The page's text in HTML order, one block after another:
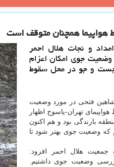
هواپیما همچنان متوقف است
و نجات هلال احمر
جوی امكان اعزام
جست و جو در محل سقوط
فتحی در مورد وضعیت
تهران-یاسوج اظهار
بارندگی بود و هم اكنون
كه وضعیت جوی بهتر شود تا
جمعیت هلال احمر افزود:
وضعیت جوی داشتیم.